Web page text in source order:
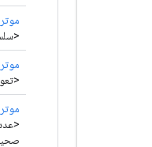
موتر
موتر
موتر